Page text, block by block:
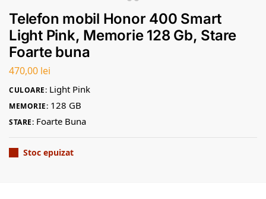
Telefon mobil Honor 400 Smart
Light Pink, Memorie 128 Gb, Stare
Foarte buna
470,00 lei
CULOARE: Light Pink
MEMORIE: 128 GB
STARE: Foarte Buna
Stoc epuizat